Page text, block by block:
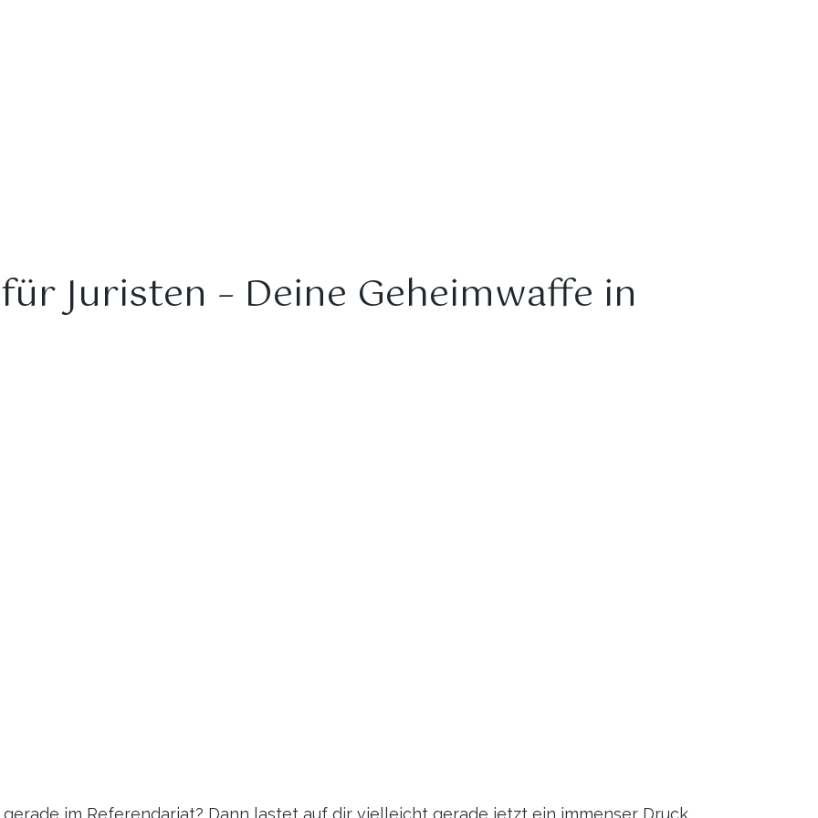
Juristen – Deine Geheimwaffe in
im Referendariat? Dann lastet auf dir vielleicht gerade jetzt ein immenser Druck.